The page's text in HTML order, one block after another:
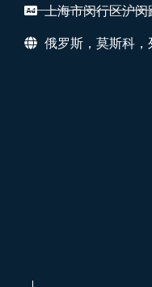
上海市闵行区沪
俄罗斯，莫斯科，